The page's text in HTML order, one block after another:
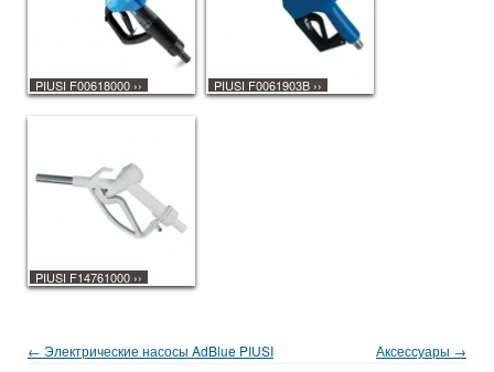
PIUSI F00618000 ›› PIUSI F0061903B ››
PIUSI F14761000 ››
← Электрические насосы AdBlue PIUSI Аксессуары →